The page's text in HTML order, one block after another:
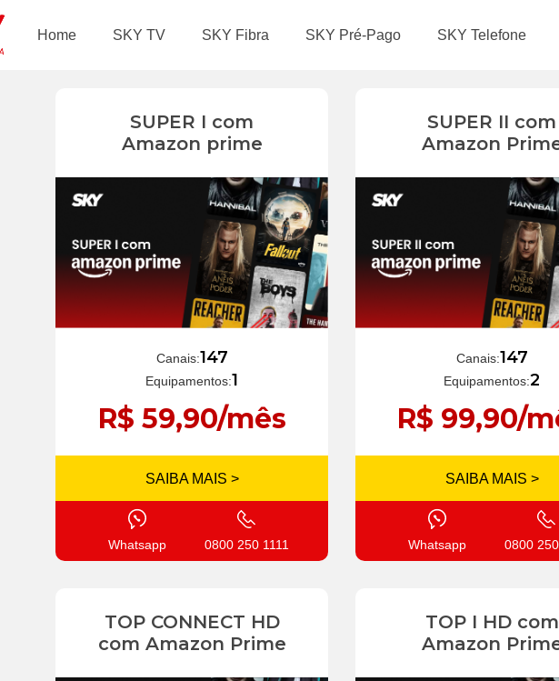
Home SKY TV SKY Fibra SKY Pré-Pago SKY Telefone
SUPER I com
Amazon prime
Canais:147
Equipamentos:1
R$ 59,90/mês
SAIBA MAIS >
Whatsapp 0800 250 1111
SUPER II com
Amazon
Canais:147
Equipamentos:2
R$ 99,90/
SAIBA MAIS >
Whatsapp 0800
TOP CONNECT HD
com Amazon Prime
TOP I HD com
Amazon